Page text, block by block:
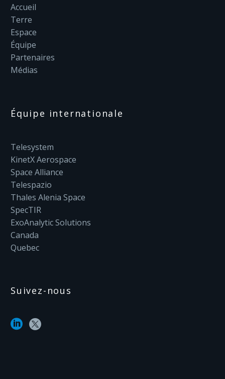
Accueil
Terre
Espace
Équipe
Partenaires
Médias
Équipe internationale
Telesystem
KinetX Aerospace
Space Alliance
Telespazio
Thales Alenia Space
SpecTIR
ExoAnalytic Solutions
Canada
Quebec
Suivez-nous